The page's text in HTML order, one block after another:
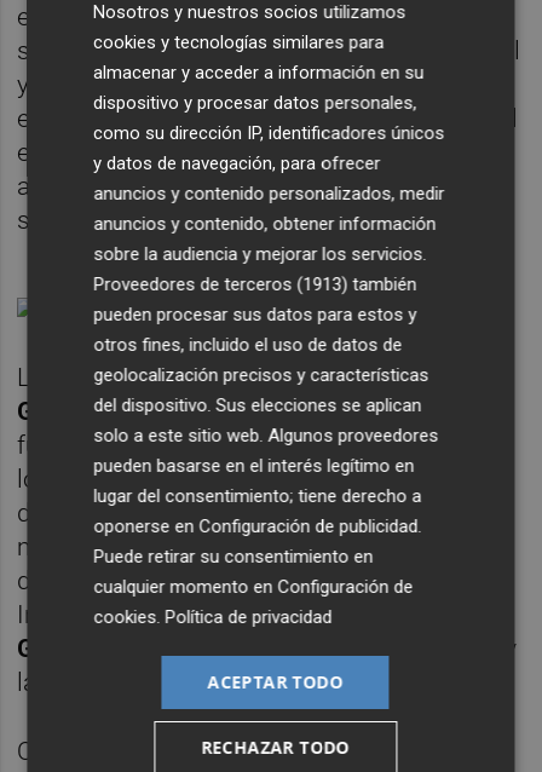
extremo belga, quiso felicitar las fiestas a
sus seguidores con una foto junto a un árbol
y regalos el día deNochebuena. Aunque no
especifica ninguna ubicación, lo más normal
es que el jugador valencianista haya
aprovechado también para estar con sus
seres más queridos enBélgica.
Los más hogareños, sin duda, sonEzequiel
Garay y Jeison Murillo. El central argentino
fue padre por segunda vez hace 12 días, por
lo que está pudiendo disfrutar durante unos
días de su bebé recién nacido, su hija y su
mujer. Embelesado por sus dos criaturas, el
defensa subió unafoto muy navideña
Instagram. Su esposa, la televisiva
Gorro
está en plena recuperación del parto y
la familia está descansando en casa.
Quien está también de recuperación es
Nosotros y nuestros socios utilizamos
cookies y tecnologías similares para
almacenar y acceder a información en su
dispositivo y procesar datos personales,
como su dirección IP, identificadores únicos
y datos de navegación, para ofrecer
anuncios y contenido personalizados, medir
anuncios y contenido, obtener información
sobre la audiencia y mejorar los servicios.
Proveedores de terceros (1913) también
pueden procesar sus datos para estos y
otros fines, incluido el uso de datos de
geolocalización precisos y características
del dispositivo. Sus elecciones se aplican
solo a este sitio web. Algunos proveedores
pueden basarse en el interés legítimo en
lugar del consentimiento; tiene derecho a
oponerse enConfiguración de publicidad.
Puede retirar su consentimiento en
cualquier momento enConfiguración de
cookies.Política de privacidad
ACEPTAR TODO
RECHAZAR TODO